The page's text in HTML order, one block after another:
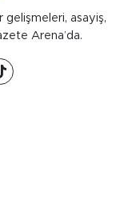
gelişmeleri, asayiş,
Arena’da.